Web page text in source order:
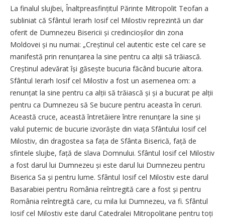
La finalul slujbei, Înaltprea­sfințitul Părinte Mitropolit Teofan a
subliniat că Sfântul Ierarh Iosif cel Milostiv reprezintă un dar
oferit de Dumnezeu Bisericii și credin­cioșilor din zona
Moldovei și nu numai: „Creștinul cel autentic este cel care se
manifestă prin renunțarea la sine pentru ca alții să trăiască.
Creștinul adevărat își găsește bucuria făcând bucurie altora.
Sfântul Ierarh Iosif cel Milostiv a fost un asemenea om: a
renunțat la sine pentru ca alții să trăiască și și a bucurat pe alții
pentru ca Dumnezeu să Se bucure pentru aceasta în ceruri.
Această cruce, această întretăiere între renunțare la sine și
valul puternic de bucurie izvorăște din viața Sfântului Iosif cel
Milostiv, din dragostea sa fața de Sfânta Biserică, față de
sfintele slujbe, față de slava Domnului. Sfântul Iosif cel Milostiv
a fost darul lui Dumnezeu și este darul lui Dumnezeu pentru
Biserica Sa și pentru lume. Sfântul Iosif cel Milostiv este darul
Basarabiei pentru România reîntregită care a fost și pentru
România reîntregită care, cu mila lui Dumnezeu, va fi. Sfântul
Iosif cel Milostiv este darul Catedralei Mitropolitane pentru toți